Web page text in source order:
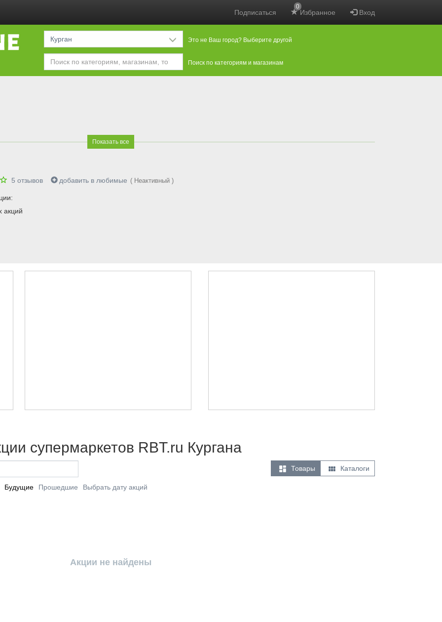
Подписаться Избранное
0
Вход
Курган Это не Ваш город? Выберите другой
Поиск по категориям и магазинам
Показать все
5 отзывов добавить в любимые ( Неактивный )
акций
супермаркетов RBT.ru Кургана
 Товары  Каталоги
Будущие Прошедшие Выбрать дату акций
Акции не найдены